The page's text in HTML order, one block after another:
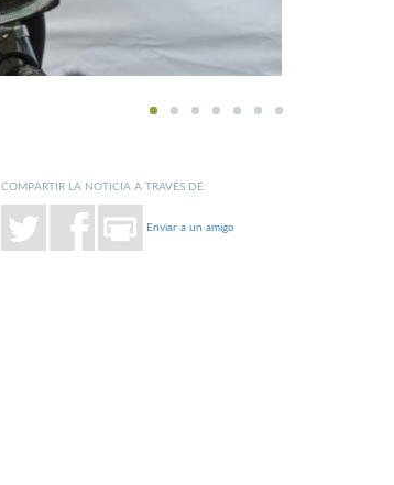
1 2 3 4 5 6 7
COMPARTIR LA NOTICIA A TRAVÉS DE:
Enviar a un amigo